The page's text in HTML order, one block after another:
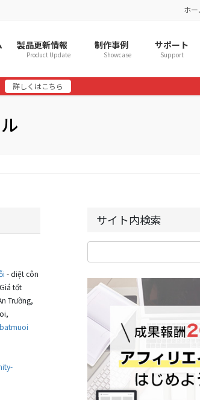
ホー
製品更新情報
Product Update
制作事例
Showcase
サポート
Support
詳しくはこちら
- diệt côn
tốt
Trường,
サイト内検索